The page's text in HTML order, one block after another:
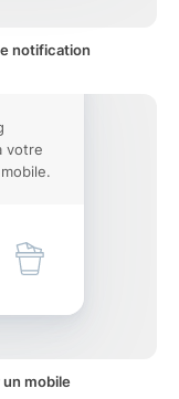
notification
votre
mobile